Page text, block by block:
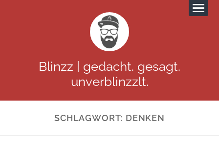
Blinzz | gedacht. gesagt.
unverblinzzlt.
SCHLAGWORT: DENKEN